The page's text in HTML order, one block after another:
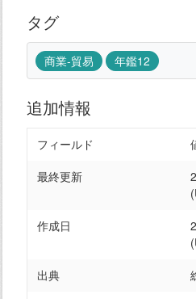
タグ
商業-貿易 年鑑12
追加情報
フィールド
最終更新
作成日
出典